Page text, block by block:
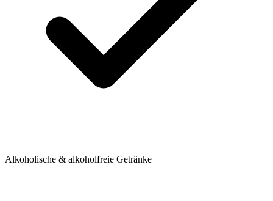
Alkoholische & alkoholfreie Getränke